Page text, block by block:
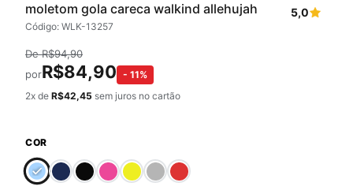
moletom gola careca walkind allehujah
Código: WLK-13257
5,0
DeR$94,90
porR$84,90 - 11%
2x de R$42,45 sem juros no cartão
COR